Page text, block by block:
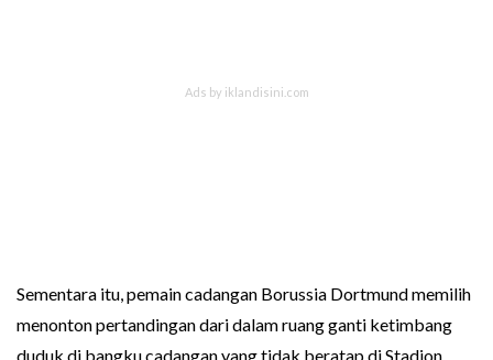
Sementara itu, pemain cadangan Borussia Dortmund memilih
menonton pertandingan dari dalam ruang ganti ketimbang
duduk di bangku cadangan yang tidak beratap di Stadion